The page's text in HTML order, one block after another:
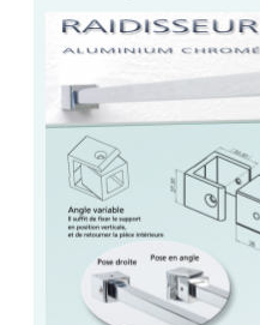
VERRE ANTI-REFLET
VERRE LAQUÉ/
VERRE FEUILLETÉ/
DALLE DE SOL EN
PORTE EN VERRE
GARDE CORPS EN